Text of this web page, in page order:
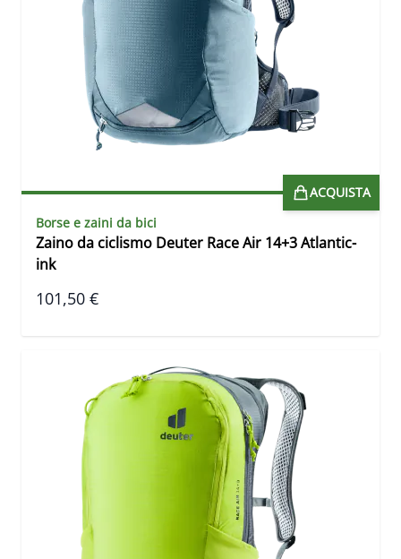
ACQUISTA
Borse e zaini da bici
Zaino da ciclismo Deuter Race Air 14+3 Atlantic-
ink
101,50 €